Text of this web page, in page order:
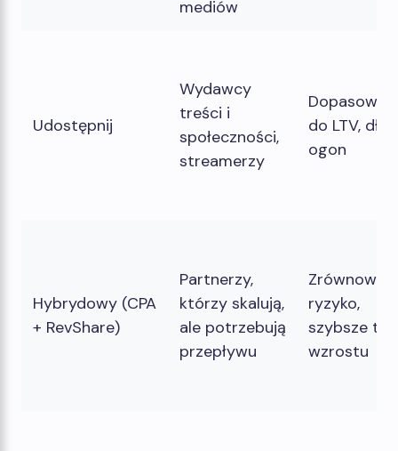
mediów
Udostępnij
Wydawcy
treści i
społeczności,
streamerzy
do LTV,
ogon
Hybrydowy (CPA
+ RevShare)
Partnerzy,
którzy skalują,
ale potrzebują
przepływu
ryzyko,
szybsze
wzrostu